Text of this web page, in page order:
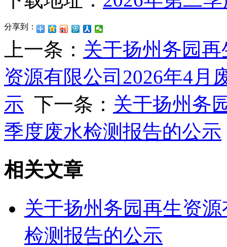
分享到：
上一条： 关于扬州务园再
资源有限公司2026年4月
示 下一条： 关于扬州务
季度废水检测报告的公示
相关文章
关于扬州务园再生资
检测报告的公示